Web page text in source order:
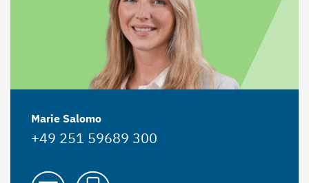
Marie Salomo
+49 251 59689 300